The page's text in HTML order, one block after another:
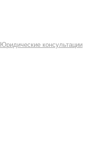
Юридические консультации